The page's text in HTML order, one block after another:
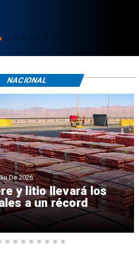
y litio llevará los
a un récord
De 2026
NACIONAL